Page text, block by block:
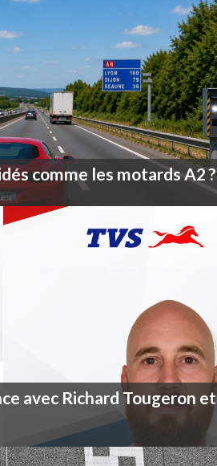
comme les motardsA2 ?
avec Richard Tougeron et